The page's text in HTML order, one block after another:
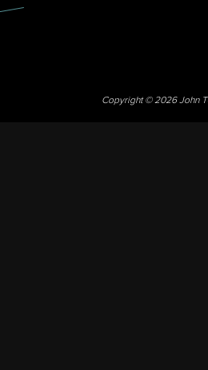
Copyright © 2026 John